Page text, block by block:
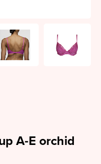
A-E orchid